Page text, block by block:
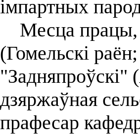
імпартных
Месца працы,
(Гомельскі
"Задняпроўскі"
дзяржаўная
прафесар